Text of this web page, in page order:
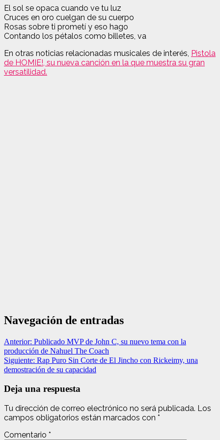
El sol se opaca cuando ve tu luz
Cruces en oro cuelgan de su cuerpo
Rosas sobre ti prometí y eso hago
Contando los pétalos como billetes, va
En otras noticias relacionadas musicales de interés, Pistola
de HOMIE!, su nueva canción en la que muestra su gran
versatilidad.
Navegación de entradas
Anterior: Publicado MVP de John C, su nuevo tema con la
producción de Nahuel The Coach
Siguiente: Rap Puro Sin Corte de El Jincho con Rickeimy, una
demostración de su capacidad
Deja una respuesta
Tu dirección de correo electrónico no será publicada. Los
campos obligatorios están marcados con *
Comentario *